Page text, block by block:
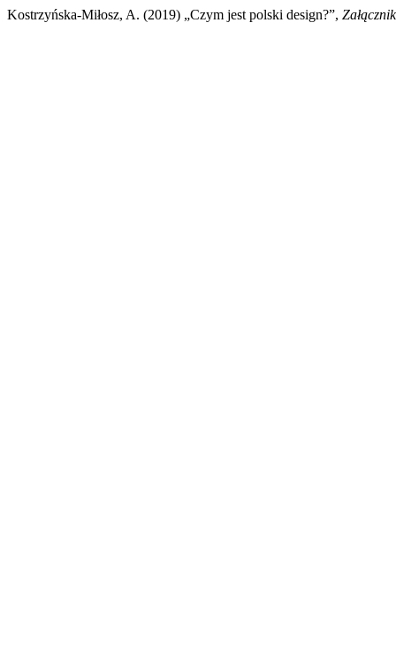
Kostrzyńska-Miłosz, A. (2019) „Czym jest polski design?”,